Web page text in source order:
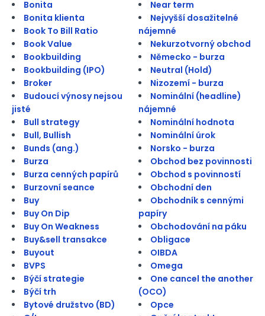
Bonita
Bonita klienta
Book To Bill Ratio
Book Value
Bookbuilding
Bookbuilding (IPO)
Broker
Budoucí výnosy nejsou
jisté
Bull strategy
Bull, Bullish
Bunds (ang.)
Burza
Burza cenných papírů
Burzovní seance
Buy
Buy On Dip
Buy On Weakness
Buy&sell transakce
Buyout
BVPS
Býčí strategie
Býčí trh
Bytové družstvo (BD)
Near term
Nejvyšší dosažitelné
nájemné
Nekurzotvorný obchod
Německo - burza
Neutral (Hold)
Nizozemí - burza
Nominální (headline)
nájemné
Nominální hodnota
Nominální úrok
Norsko - burza
Obchod bez povinnosti
Obchod s povinností
Obchodní den
Obchodník s cennými
papíry
Obchodování na páku
Obligace
OIBDA
Omega
One cancel the another
(OCO)
Opce